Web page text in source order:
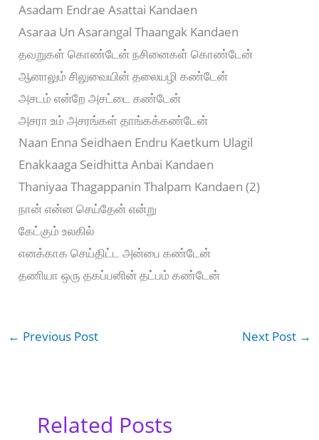
Asadam Endrae Asattai Kandaen
Asaraa Un Asarangal Thaangak Kandaen
தவறுகள் கொண்டேன் நசினைகள் கொண்டேன்
ஆனாலும் சிலுவையின் தலையழி கண்டேன்
அசடம் என்றே அசட்டை கண்டேன்
அசரா உம் அசரங்கள் தாங்கக்கண்டேன்
Naan Enna Seidhaen Endru Kaetkum Ulagil
Enakkaaga Seidhitta Anbai Kandaen
Thaniyaa Thagappanin Thalpam Kandaen (2)
நான் என்ன செய்தேன் என்று
கேட்கும் உலகில்
எனக்காக செய்திட்ட அன்பை கண்டேன்
தணியா ஒரு தகப்பனின் தட்பம் கண்டேன்
← Previous Post Next Post →
Related Posts